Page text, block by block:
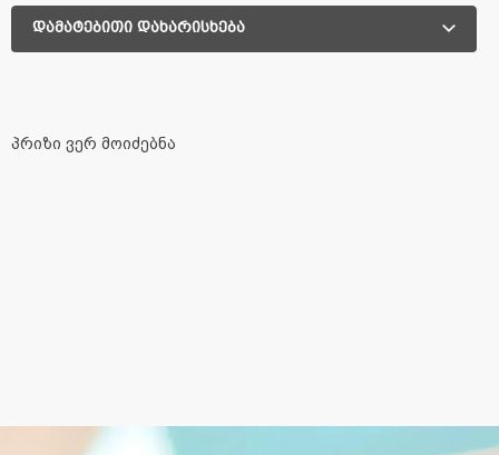
დამატებითი დახარისხება
პრიზი ვერ მოიძებნა